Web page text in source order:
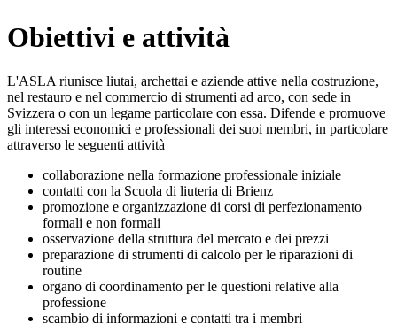
Obiettivi e attività
L'ASLA riunisce liutai, archettai e aziende attive nella costruzione,
nel restauro e nel commercio di strumenti ad arco, con sede in
Svizzera o con un legame particolare con essa. Difende e promuove
gli interessi economici e professionali dei suoi membri, in particolare
attraverso le seguenti attività
collaborazione nella formazione professionale iniziale
contatti con la Scuola di liuteria di Brienz
promozione e organizzazione di corsi di perfezionamento
formali e non formali
osservazione della struttura del mercato e dei prezzi
preparazione di strumenti di calcolo per le riparazioni di
routine
organo di coordinamento per le questioni relative alla
professione
scambio di informazioni e contatti tra i membri